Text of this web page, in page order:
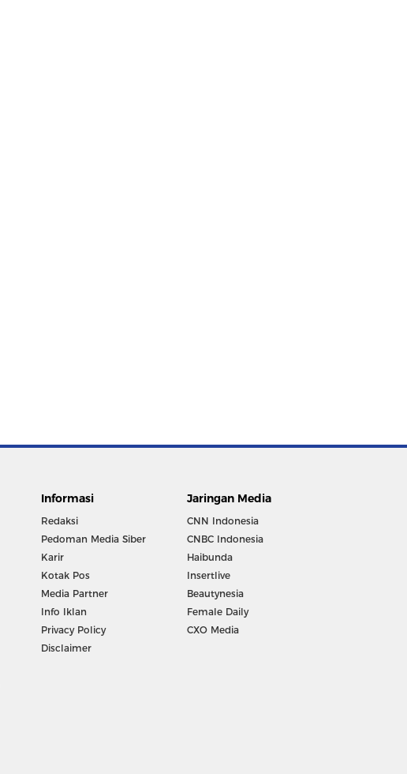
Informasi
Redaksi
Pedoman Media Siber
Karir
Kotak Pos
Media Partner
Info Iklan
Privacy Policy
Disclaimer
Jaringan Media
CNN Indonesia
CNBC Indonesia
Haibunda
Insertlive
Beautynesia
Female Daily
CXO Media